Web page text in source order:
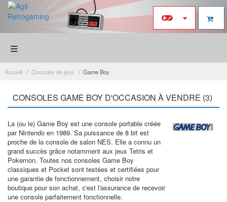
≡
Accueil Consoles de jeux Game Boy
CONSOLES GAME BOY D'OCCASION À VENDRE (3)
La (ou le) Game Boy est une console portable créée
par Nintendo en 1989. Sa puissance de 8 bit est
proche de la console de salon NES. Elle a connu un
grand succès grâce notamment aux jeux Tetris et
Pokemon. Toutes nos consoles Game Boy
classiques et Pocket sont testées et certifiées pour
une garantie de fonctionnement, choisir notre
boutique pour son achat, c'est l'assurance de recevoir
une console parfaitement fonctionnelle.